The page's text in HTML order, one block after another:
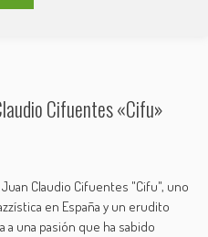
Cifuentes «Cifu»
Claudio Cifuentes "Cifu", uno
en España y un erudito
a una pasión que ha sabido